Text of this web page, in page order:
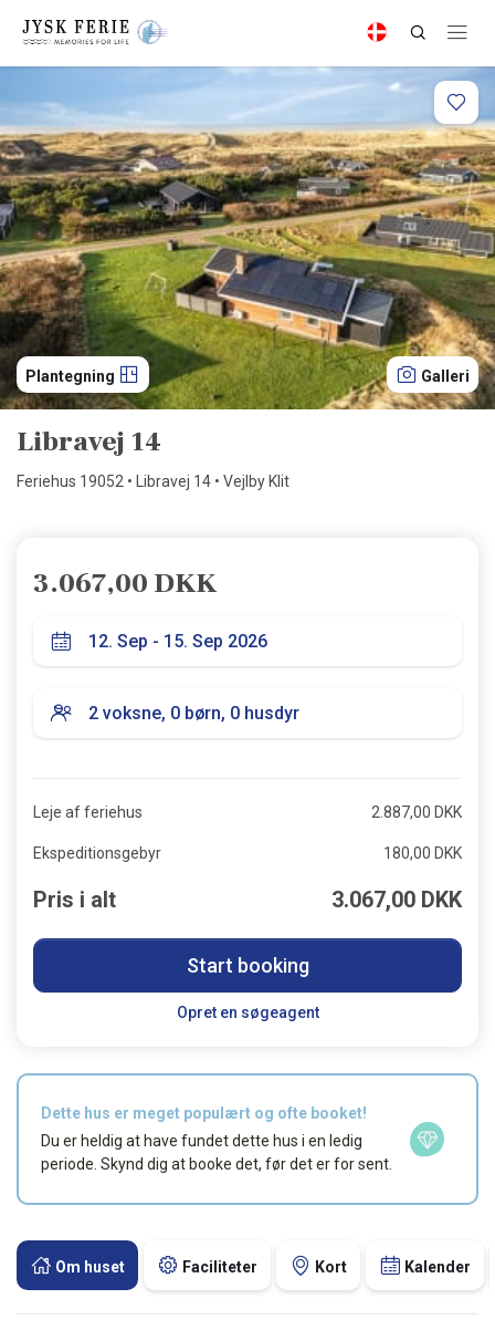
Plantegning Galleri
Libravej 14
Feriehus 19052 • Libravej 14 • Vejlby Klit
Om huset Faciliteter Kort Kalender
3.067,00 DKK
Leje af feriehus 2.887,00 DKK
Ekspeditionsgebyr 180,00 DKK
Pris i alt 3.067,00 DKK
Start booking
Opret en søgeagent
Dette hus er meget populært og ofte booket!
Du er heldig at have fundet dette hus i en ledig
periode. Skynd dig at booke det, før det er for sent.